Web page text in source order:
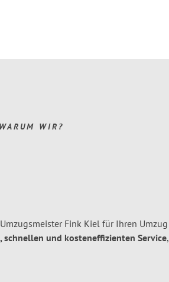
WARUM WIR?
Fink Kiel für Ihren
schnellen und kosteneffizienten Service